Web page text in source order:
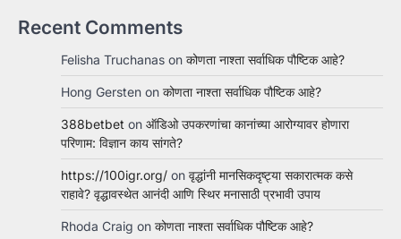
Recent Comments
Felisha Truchanas on कोणता नाश्ता सर्वाधिक पौष्टिक आहे?
Hong Gersten on कोणता नाश्ता सर्वाधिक पौष्टिक आहे?
388betbet on ऑडिओ उपकरणांचा कानांच्या आरोग्यावर होणारा
परिणाम: विज्ञान काय सांगते?
https://100igr.org/ on वृद्धांनी मानसिकदृष्ट्या सकारात्मक कसे
राहावे? वृद्धावस्थेत आनंदी आणि स्थिर मनासाठी प्रभावी उपाय
Rhoda Craig on कोणता नाश्ता सर्वाधिक पौष्टिक आहे?